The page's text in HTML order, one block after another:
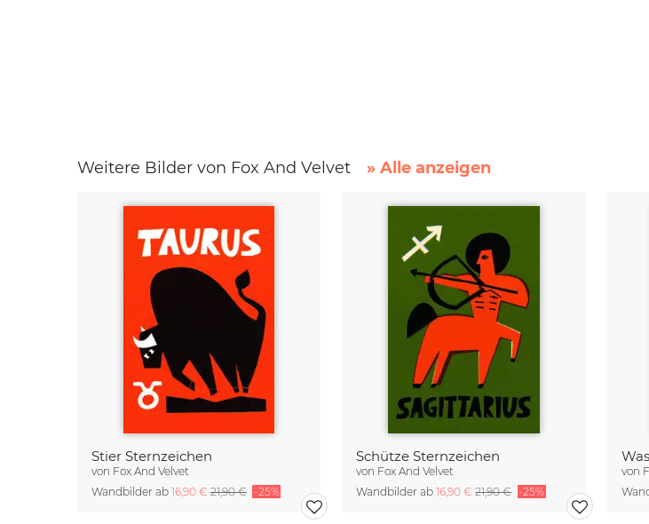
Weitere Bilder von Fox And Velvet » Alle anzeigen
Stier Sternzeichen
von Fox And Velvet
Wandbilder ab 16,90 €21,90 € -25%
Schütze Sternzeichen
von Fox And Velvet
Wandbilder ab16,90 €21,90 € -25%
von